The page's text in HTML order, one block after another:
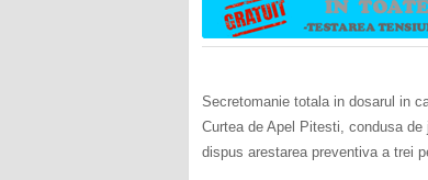
Secretomanie totala in dosarul in
Curtea de Apel Pitesti, condusa
dispus arestarea preventiva a trei